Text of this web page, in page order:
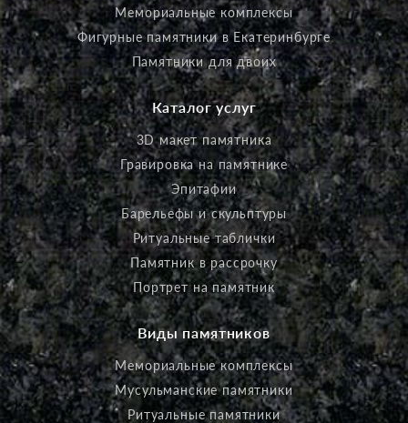
Мемориальные комплексы
Фигурные памятники в Екатеринбурге
Памятники для двоих
Каталог услуг
3D макет памятника
Гравировка на памятнике
Эпитафии
Барельефы и скульптуры
Ритуальные таблички
Памятник в рассрочку
Портрет на памятник
Виды памятников
Мемориальные комплексы
Мусульманские памятники
Ритуальные памятники